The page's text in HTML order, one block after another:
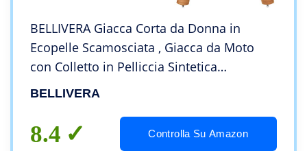
BELLIVERA Giacca Corta da Donna in
Ecopelle Scamosciata , Giacca da Moto
con Colletto in Pelliccia Sintetica
Staccabile e Fodera in Pile con Fodera in
BELLIVERA
8.4 Controlla Su Amazon